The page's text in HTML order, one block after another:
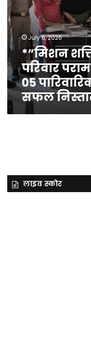
05
पारिवारिक
विवादों
का
हुआ
सफल
निस्तारण*
July 6, 2026
*”मिशन
परिवार
05
सफल
लाइव स्कोर